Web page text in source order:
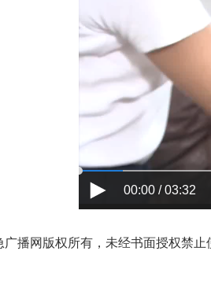
00:00 / 03:32
广播网版权所有，未经书面授权禁